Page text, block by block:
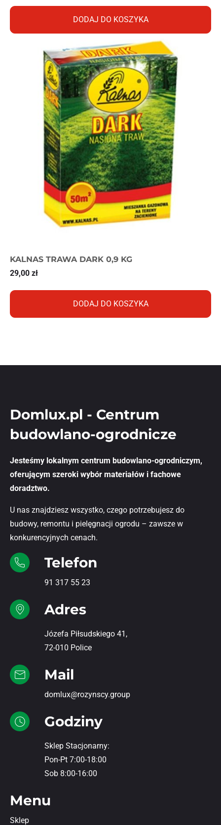
DODAJ DO KOSZYKA
KALNAS TRAWA DARK 0,9 KG
29,00 zł
DODAJ DO KOSZYKA
Domlux.pl - Centrum
budowlano-ogrodnicze
Jesteśmy lokalnym centrum budowlano-ogrodniczym,
oferującym szeroki wybór materiałów i fachowe
doradztwo.
U nas znajdziesz wszystko, czego potrzebujesz do
budowy, remontu i pielęgnacji ogrodu – zawsze w
konkurencyjnych cenach.
Telefon
91 317 55 23
Adres
Józefa Piłsudskiego 41,
72-010 Police
Mail
domlux@rozynscy.group
Godziny
Sklep Stacjonarny:
Pon-Pt 7:00-18:00
Sob 8:00-16:00
Menu
Sklep